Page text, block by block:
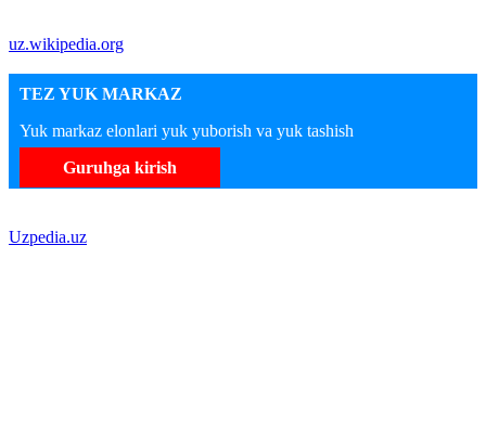
uz.wikipedia.org
TEZ YUK MARKAZ
Yuk markaz elonlari yuk yuborish va yuk tashish
Guruhga kirish
Uzpedia.uz